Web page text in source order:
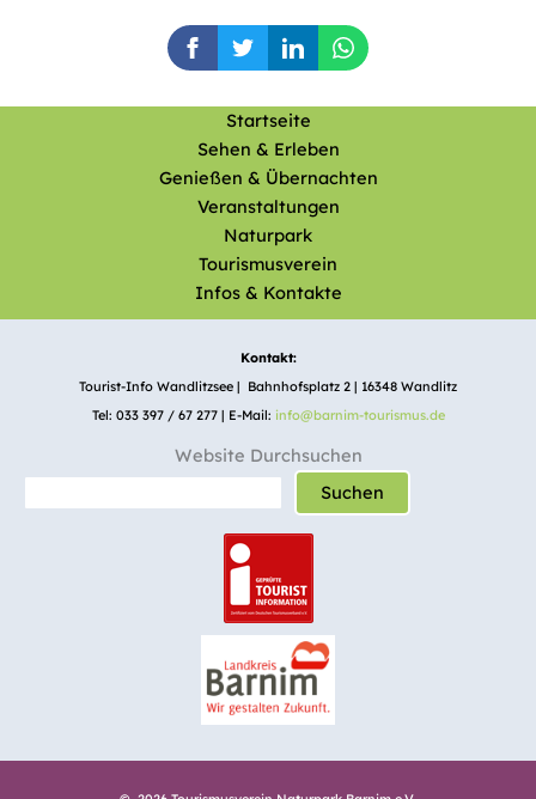
Startseite
Sehen & Erleben
Genießen & Übernachten
Veranstaltungen
Naturpark
Tourismusverein
Infos & Kontakte
Kontakt:
Tourist-Info Wandlitzsee | Bahnhofsplatz 2 | 16348 Wandlitz
Tel: 033 397 / 67 277 | E-Mail: info@barnim-tourismus.de
Website Durchsuchen
Suchen